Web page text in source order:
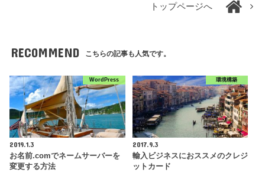
トップページへ
RECOMMEND こちらの記事も人気です。
WordPress
2019.1.3
お名前.comでネームサーバーを
変更する方法
環境構築
2017.9.3
輸入ビジネスにおススメのクレジ
ットカード